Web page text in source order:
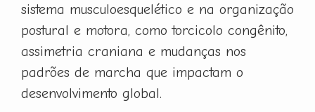
sistema musculoesquelético e na organização
postural e motora, como torcicolo congênito,
assimetria craniana e mudanças nos
padrões de marcha que impactam o
desenvolvimento global.